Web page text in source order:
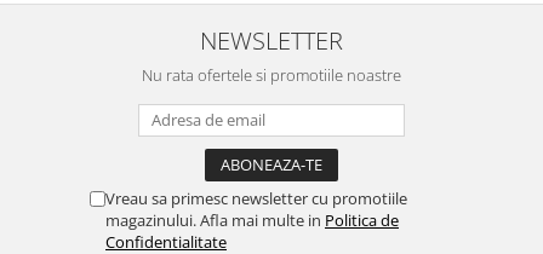
NEWSLETTER
Nu rata ofertele si promotiile noastre
Vreau sa primesc newsletter cu promotiile
magazinului. Afla mai multe in Politica de
Confidentialitate